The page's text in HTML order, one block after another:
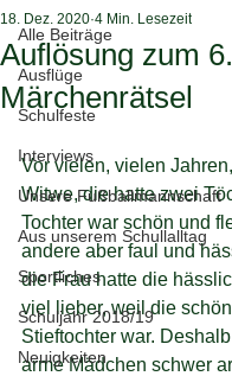
Alle Beiträge
Ausflüge
Schulfeste
Interviews
Unsere Fußballmannschaft
Aus unserem Schullalltag
Sportliches
Schuljahr 2018/19
Neuigkeiten
Auflösung zum 6.
Märchenrätsel
18. Dez. 2020 4 Min. Lesezeit
Vor vielen, vielen
Witwe, die hatte zwei
Tochter war schön und
andere aber faul und
die Frau hatte die
viel lieber, weil die
Stieftochter war.
arme Mädchen schwer